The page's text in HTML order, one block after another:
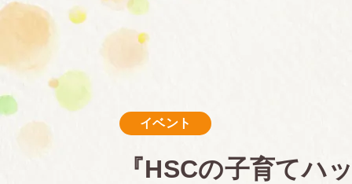
イベント
『HSCの子育てハ